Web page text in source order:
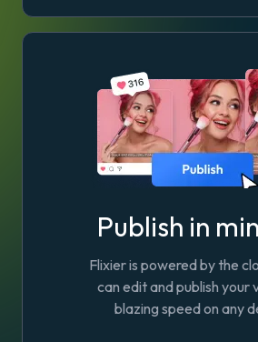
Publish in
Flixier is powered by the
can edit and publish your
blazing speed on any